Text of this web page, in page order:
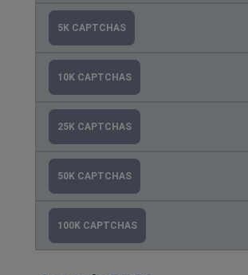
5K CAPTCHAS
10K CAPTCHAS
25K CAPTCHAS
50K CAPTCHAS
100K CAPTCHAS